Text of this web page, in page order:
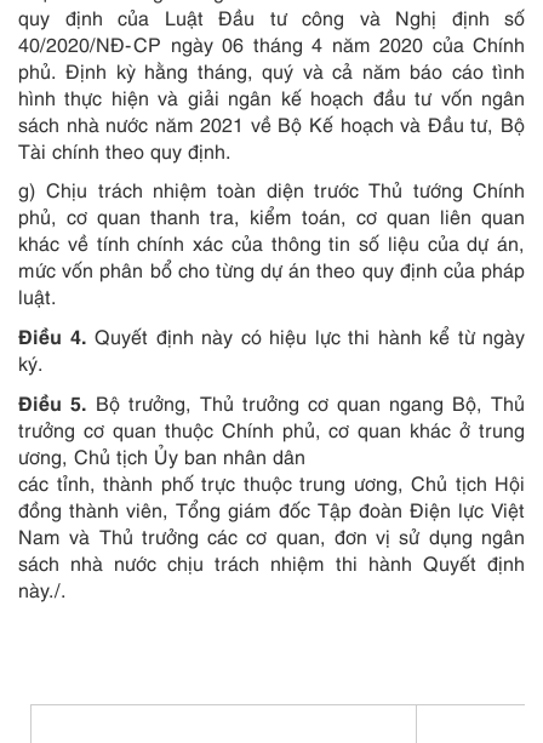
quy định của Luật Đầu tư công và Nghị định số
40/2020/NĐ-CP ngày 06 tháng 4 năm 2020 của Chính
phủ. Định kỳ hằng tháng, quý và cả năm báo cáo tình
hình thực hiện và giải ngân kế hoạch đầu tư vốn ngân
sách nhà nước năm 2021 về Bộ Kế hoạch và Đầu tư, Bộ
Tài chính theo quy định.
g) Chịu trách nhiệm toàn diện trước Thủ tướng Chính
phủ, cơ quan thanh tra, kiểm toán, cơ quan liên quan
khác về tính chính xác của thông tin số liệu của dự án,
mức vốn phân bổ cho từng dự án theo quy định của pháp
luật.
Điều 4. Quyết định này có hiệu lực thi hành kể từ ngày
ký.
Điều 5. Bộ trưởng, Thủ trưởng cơ quan ngang Bộ, Thủ
trưởng cơ quan thuộc Chính phủ, cơ quan khác ở trung
ương, Chủ tịch Ủy ban nhân dân
các tỉnh, thành phố trực thuộc trung ương, Chủ tịch Hội
đồng thành viên, Tổng giám đốc Tập đoàn Điện lực Việt
Nam và Thủ trưởng các cơ quan, đơn vị sử dụng ngân
sách nhà nước chịu trách nhiệm thi hành Quyết định
này./.